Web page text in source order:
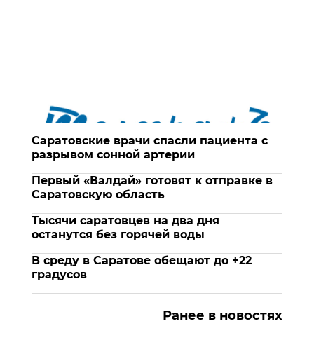
Саратовские врачи спасли пациента с
разрывом сонной артерии
Первый «Валдай» готовят к отправке в
Саратовскую область
Тысячи саратовцев на два дня
останутся без горячей воды
В среду в Саратове обещают до +22
градусов
Ранее в новостях